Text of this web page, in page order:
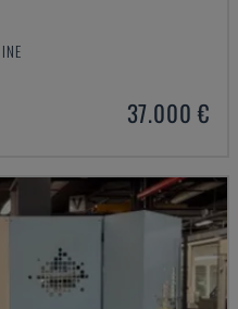
37.000 €